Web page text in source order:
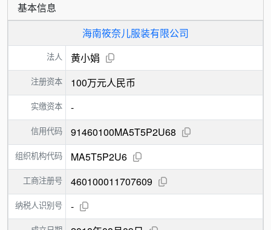
基本信息
海南筱奈儿服装有限公司
法人 黄小娟
注册资本 100万元人民币
实缴资本 -
信用代码 91460100MA5T5P2U68
组织机构代码 MA5T5P2U6
工商注册号 460100011707609
纳税人识别号 -